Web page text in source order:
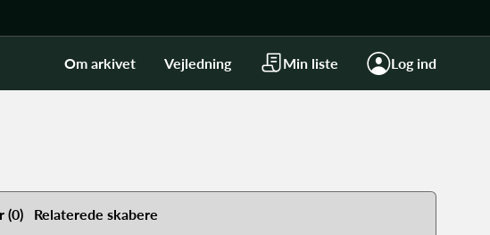
Om arkivet Vejledning Min liste Log ind
(0) Relaterede skabere